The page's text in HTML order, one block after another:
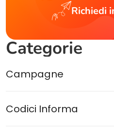
Richiedi
Categorie
Campagne
Codici Informa